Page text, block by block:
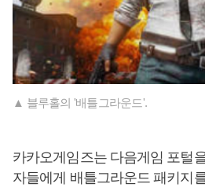
▲ 블루홀의 '배틀그라운드'.
카카오게임즈는 다음게임 포털
자들에게 배틀그라운드 패키지